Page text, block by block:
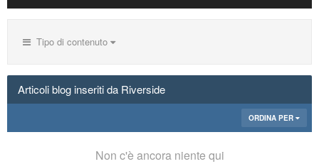
Tipo di contenuto
Articoli blog inseriti da Riverside
ORDINA PER
Non c'è ancora niente qui